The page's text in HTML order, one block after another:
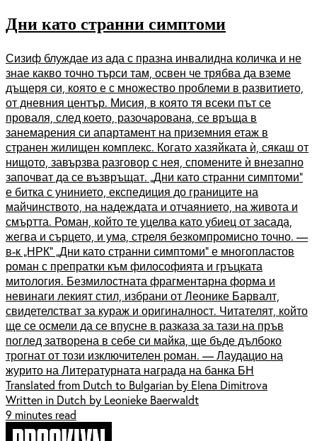
Дни като странни симптоми
Сизиф блуждае из ада с празна инвалидна количка и не
знае какво точно търси там, освен че трябва да вземе
дъщеря си, която е с множество проблеми в развитието,
от дневния център. Мисия, в която тя всеки път се
проваля, след което, разочарована, се връща в
занемарения си апартамент на приземния етаж в
странен жилищен комплекс. Когато хазяйката ѝ, сякаш от
нищото, завързва разговор с нея, спомените ѝ внезапно
започват да се възвръщат. „Дни като странни симптоми”
е битка с унинието, експедиция до границите на
майчинството, на надеждата и отчаянието, на живота и
смъртта. Роман, който те уцелва като убиец от засада,
жегва и сърцето, и ума, стреля безкомпромисно точно. —
в-к „НРК” „Дни като странни симптоми” е многопластов
роман с препратки към философията и гръцката
митология. Безмилостната фрагментарна форма и
невинаги лекият стил, избрани от Леонике Барвалт,
свидетелстват за кураж и оригиналност. Читателят, който
ще се осмели да се впусне в разказа за тази на пръв
поглед затворена в себе си майка, ще бъде дълбоко
трогнат от този изключителен роман. — Лаудацио на
журито на Литературната награда на банка БН
Translated from Dutch to Bulgarian by Elena Dimitrova
Written in Dutch by Leonieke Baerwaldt
9 minutes read